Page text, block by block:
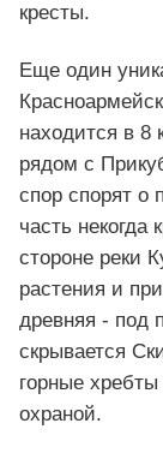
кресты.
Еще один
находится в 8
рядом с
спор спорят о
часть некогда
стороне реки
растения и
древняя - под
скрывается
горные
охраной.